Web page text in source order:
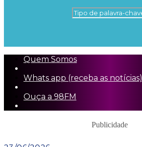
Quem Somos
Whats app (receba as notícias)
Ouça a 98FM
Publicidade